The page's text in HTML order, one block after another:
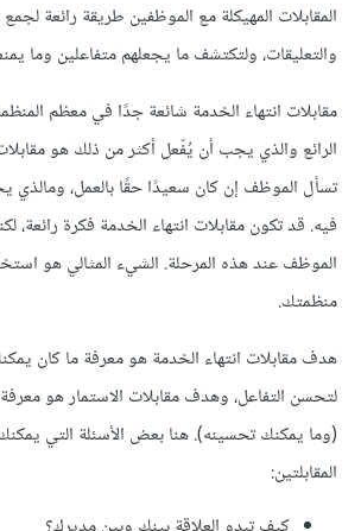
المقابلات المهيكلة مع الموظفين طريقة رائعة
والتعليقات، ولتكتشف ما يجعلهم متفاعلين وما
مقابلات انتهاء الخدمة شائعة جدًا في معظم
الرائع والذي يجب أن يُفّعل أكثر من ذلك هو
تسأل الموظف إن كان سعيدًا حقًا بالعمل، ومالذي
فيه. قد تكون مقابلات انتهاء الخدمة فكرة رائعة،
الموظف عند هذه المرحلة. الشيء المثالي هو
منظمتك.
هدف مقابلات انتهاء الخدمة هو معرفة ما كان
لتحسن التفاعل، وهدف مقابلات الاستمار هو معرفة
(وما يمكنك تحسينه). هنا بعض الأسئلة التي
المقابلتين: